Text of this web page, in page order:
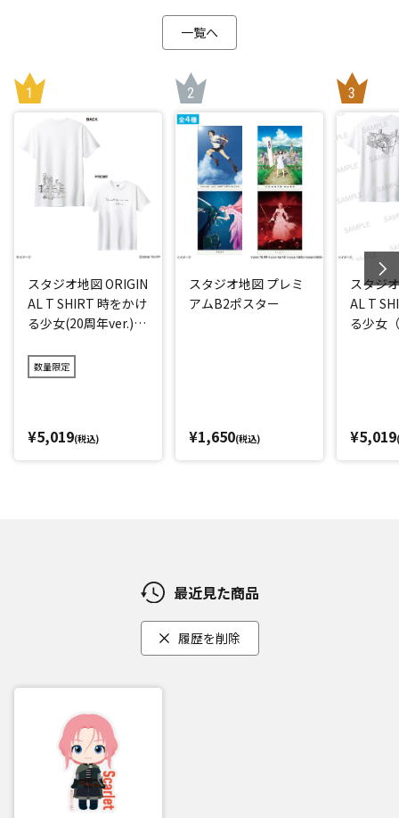
一覧へ
スタジオ地図 ORIGIN
AL T SHIRT 時をかけ
る少女(20周年ver.)
数量限定
¥5,019(税込)
スタジオ地図 プレミ
アムB2ポスター
¥1,650(税込)
スタジ
AL T
る少女
¥5,019
最近見た商品
履歴を削除